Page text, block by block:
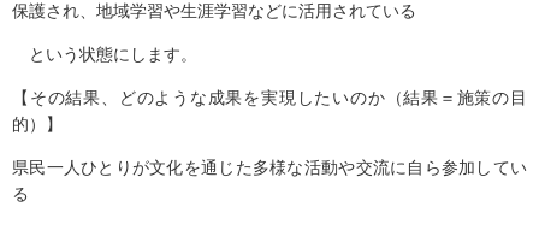
保護され、地域学習や生涯学習などに活用されている
という状態にします。
【その結果、どのような成果を実現したいのか（結果＝施策の目
的）】
県民一人ひとりが文化を通じた多様な活動や交流に自ら参加してい
る